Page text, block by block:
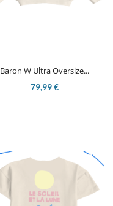
Baron W Ultra Oversize...
79,99 €